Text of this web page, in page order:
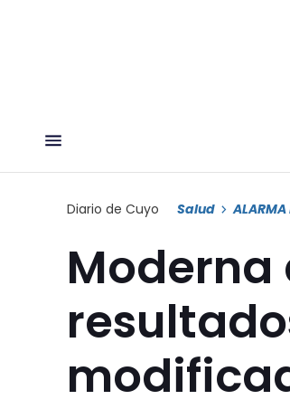
Diario de Cuyo Salud ALARMA
Moderna